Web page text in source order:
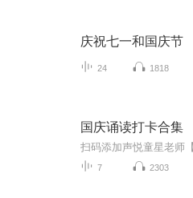
庆祝七一和国庆节
24 1818
国庆诵读打卡合集
7 2303